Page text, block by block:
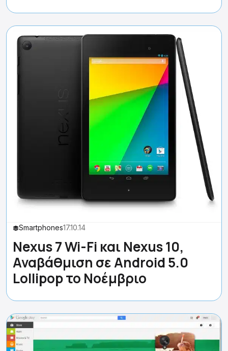
Smartphones17.10.14
Nexus 7 Wi-Fi και Nexus 10,
Αναβάθμιση σε Android 5.0
Lollipop το Νοέμβριο